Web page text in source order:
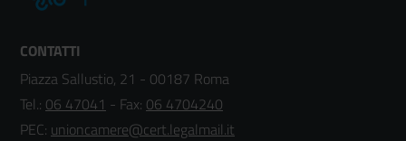
CONTATTI
Piazza Sallustio, 21 - 00187 Roma
Tel.: 06 47041 - Fax: 06 4704240
PEC: unioncamere@cert.legalmail.it